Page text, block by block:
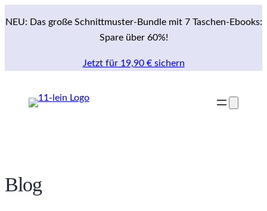
NEU: Das große Schnittmuster-Bundle mit 7 Taschen-Ebooks:
Spare über 60%!
Jetzt für 19,90 € sichern
Blog